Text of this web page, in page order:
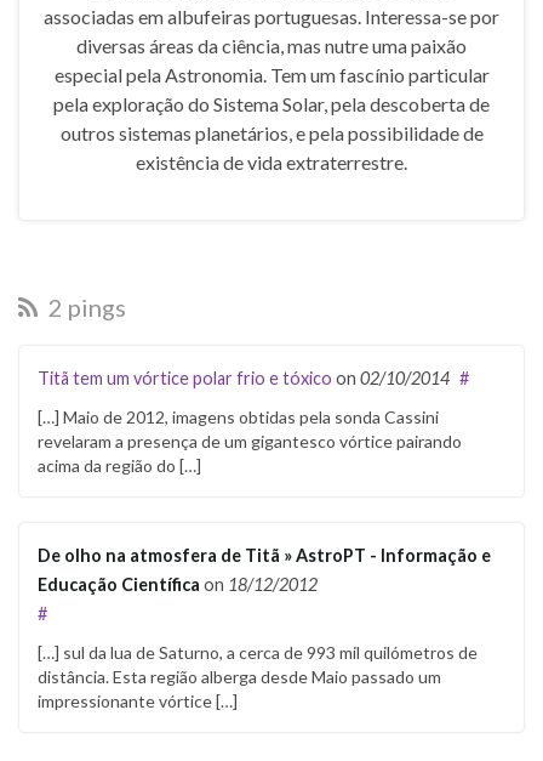
associadas em albufeiras portuguesas. Interessa-se por
diversas áreas da ciência, mas nutre uma paixão
especial pela Astronomia. Tem um fascínio particular
pela exploração do Sistema Solar, pela descoberta de
outros sistemas planetários, e pela possibilidade de
existência de vida extraterrestre.
2 pings
Titã tem um vórtice polar frio e tóxico on 02/10/2014 #
[…] Maio de 2012, imagens obtidas pela sonda Cassini
revelaram a presença de um gigantesco vórtice pairando
acima da região do […]
De olho na atmosfera de Titã » AstroPT - Informação e
Educação Científica on 18/12/2012
#
[…] sul da lua de Saturno, a cerca de 993 mil quilómetros de
distância. Esta região alberga desde Maio passado um
impressionante vórtice […]